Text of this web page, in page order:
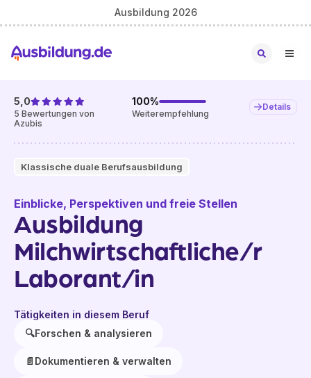
Ausbildung 2026
Klassische duale Berufsausbildung
5,0
5 Bewertungen von
Azubis
100%
Weiterempfehlung
Details
Einblicke, Perspektiven und freie Stellen
Ausbildung
Milchwirtschaftliche/r
Laborant/in
Tätigkeiten in diesem Beruf
🔍Forschen & analysieren
📄 Dokumentieren & verwalten